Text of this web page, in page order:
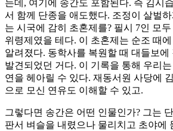
는데, 여기에 송간도 포함된다. 즉 김시
서 함께 단종을 애도했다. 조정이 살벌
는 시국에 감히 초혼제를? 필시 7인 모
위령제였을 테다. 이 초혼제는 순조 때
알려졌다. 동학사를 복원할 때 대들보에
발견되었던 거다. 이 기록을 통해 우리
연을 헤아릴 수 있다. 재동서원 사당에
으로 모신 연유도 이해할 수 있고.
그렇다면 송간은 어떤 인물인가? 그는
판서 벼슬을 내렸으나 물리치고 초야에